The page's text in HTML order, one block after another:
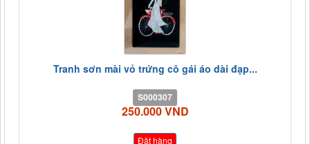
Tranh sơn mài vỏ trứng cô gái áo dài đạp...
S000307
250.000 VND
Đặt hàng